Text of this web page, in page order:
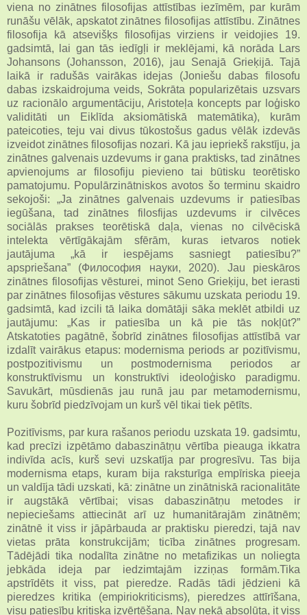
viena no zinātnes filosofijas attīstības iezīmēm, par kurām
runāšu vēlāk, apskatot zinātnes filosofijas attīstību. Zinātnes
filosofija kā atsevišķs filosofijas virziens ir veidojies 19.
gadsimtā, lai gan tās iedīgļi ir meklējami, kā norāda Lars
Johansons (Johansson, 2016), jau Senajā Grieķijā. Tajā
laikā ir radušās vairākas idejas (Joniešu dabas filosofu
dabas izskaidrojuma veids, Sokrāta popularizētais uzsvars
uz racionālo argumentāciju, Aristoteļa koncepts par loģisko
validitāti un Eiklīda aksiomātiskā matemātika), kurām
pateicoties, teju vai divus tūkostošus gadus vēlāk izdevās
izveidot zinātnes filosofijas nozari. Kā jau iepriekš rakstīju, ja
zinātnes galvenais uzdevums ir gana praktisks, tad zinātnes
apvienojums ar filosofiju pievieno tai būtisku teorētisko
pamatojumu. Populārzinātniskos avotos šo terminu skaidro
sekojoši: „Ja zinātnes galvenais uzdevums ir patiesības
iegūšana, tad zinātnes filosfijas uzdevums ir cilvēces
sociālās prakses teorētiskā daļa, vienas no cilvēciskā
intelekta vērtīgākajām sfērām, kuras ietvaros notiek
jautājuma „kā ir iespējams sasniegt patiesību?”
apspriešana” (Философия науки, 2020). Jau pieskāros
zinātnes filosofijas vēsturei, minot Seno Grieķiju, bet ierasti
par zinātnes filosofijas vēstures sākumu uzskata periodu 19.
gadsimtā, kad izcili tā laika domātāji sāka meklēt atbildi uz
jautājumu: „Kas ir patiesība un kā pie tās nokļūt?”
Atskatoties pagātnē, šobrīd zinātnes filosofijas attīstībā var
izdalīt vairākus etapus: modernisma periods ar pozitīvismu,
postpozitivismu un postmodernisma periodos ar
konstruktīvismu un konstruktīvi ideoloģisko paradigmu.
Savukārt, mūsdienās jau runā jau par metamodernismu,
kuru šobrīd piedzīvojam un kurš vēl tikai tiek pētīts.
Pozitīvisms, par kura rašanos periodu uzskata 19. gadsimtu,
kad precīzi izpētāmo dabaszinātņu vērtība pieauga ikkatra
indivīda acīs, kurš sevi uzskatīja par progresīvu. Tas bija
modernisma etaps, kuram bija raksturīga empīriska pieeja
un valdīja tādi uzskati, kā: zinātne un zinātniskā racionalitāte
ir augstākā vērtībai; visas dabaszinātņu metodes ir
nepieciešams attiecināt arī uz humanitārajām zinātnēm;
zinātnē it viss ir jāpārbauda ar praktisku pieredzi, tajā nav
vietas prāta konstrukcijām; ticība zinātnes progresam.
Tādējādi tika nodalīta zinātne no metafizikas un noliegta
jebkāda ideja par iedzimtajām izziņas formām.Tika
apstrīdēts it viss, pat pieredze. Radās tādi jēdzieni kā
pieredzes kritika (empiriokriticisms), pieredzes attīrīšana,
visu patiesību kritiska izvērtēšana. Nav nekā absolūta, it viss